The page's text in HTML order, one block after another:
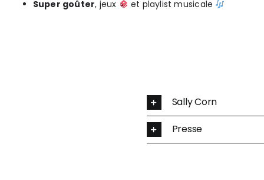
Super goûter, jeux et playlist musicale
Sally Corn
Presse